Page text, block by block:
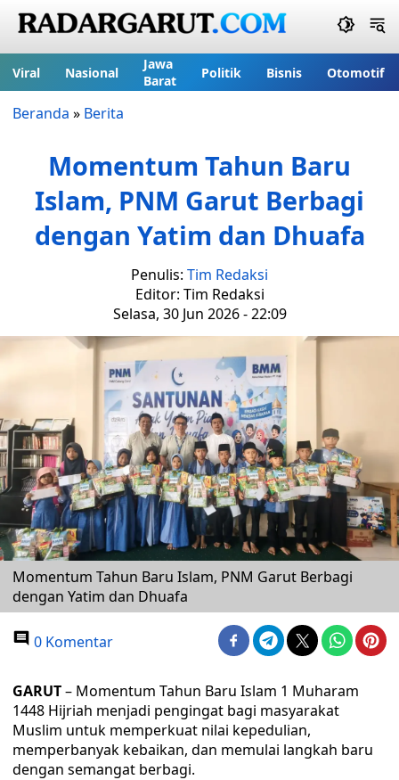
Viral Nasional
Jawa
Barat
Politik Bisnis Otomotif
Beranda » Berita
Momentum Tahun Baru
Islam, PNM Garut Berbagi
dengan Yatim dan Dhuafa
Penulis: Tim Redaksi
Editor: Tim Redaksi
Selasa, 30 Jun 2026 - 22:09
Momentum Tahun Baru Islam, PNM Garut Berbagi
dengan Yatim dan Dhuafa
0 Komentar
GARUT– Momentum Tahun Baru Islam 1 Muharam
1448 Hijriah menjadi pengingat bagi masyarakat
Muslim untuk memperkuat nilai kepedulian,
memperbanyak kebaikan, dan memulai langkah baru
dengan semangat berbagi.